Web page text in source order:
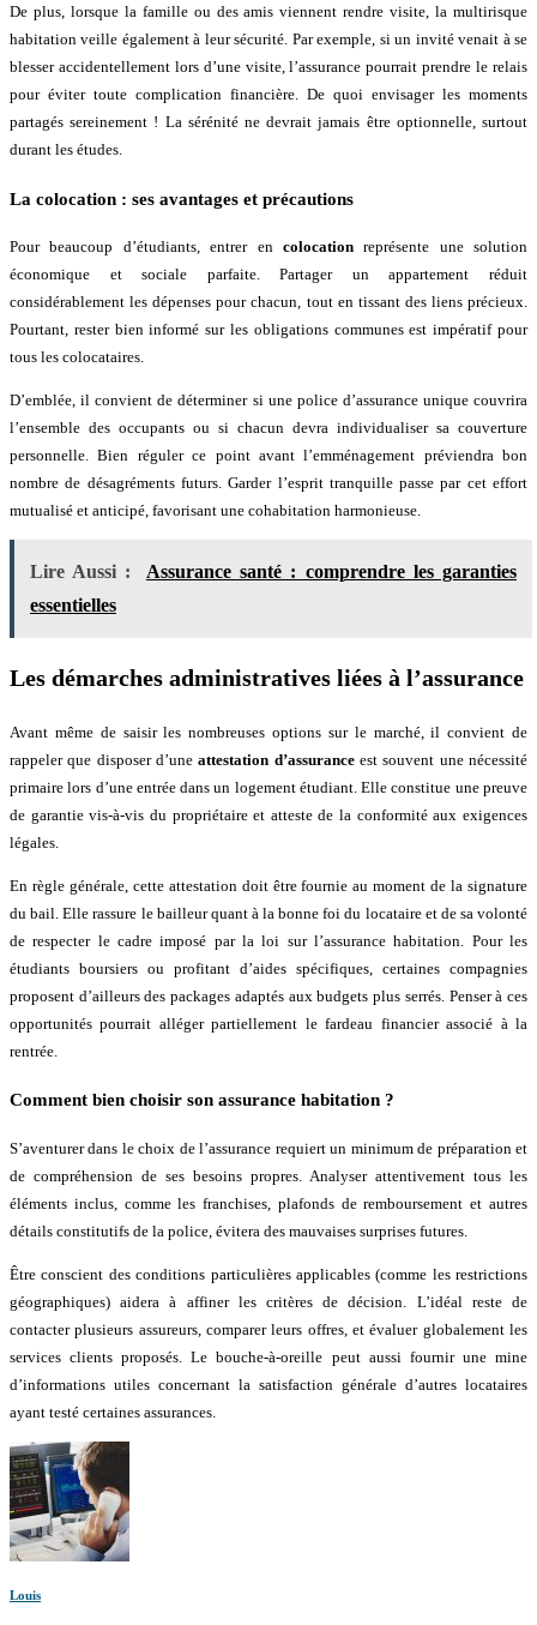
De plus, lorsque la famille ou des amis viennent rendre visite, la multirisque
habitation veille également à leur sécurité. Par exemple, si un invité venait à se
blesser accidentellement lors d’une visite, l’assurance pourrait prendre le relais
pour éviter toute complication financière. De quoi envisager les moments
partagés sereinement ! La sérénité ne devrait jamais être optionnelle, surtout
durant les études.
La colocation : ses avantages et précautions
Pour beaucoup d’étudiants, entrer en colocationreprésente une solution
économique et sociale parfaite. Partager un appartement réduit
considérablement les dépenses pour chacun, tout en tissant des liens précieux.
Pourtant, rester bien informé sur les obligations communes est impératif pour
tous les colocataires.
D’emblée, il convient de déterminer si une police d’assurance unique couvrira
l’ensemble des occupants ou si chacun devra individualiser sa couverture
personnelle. Bien réguler ce point avant l’emménagement préviendra bon
nombre de désagréments futurs. Garder l’esprit tranquille passe par cet effort
mutualisé et anticipé, favorisant une cohabitation harmonieuse.
Lire Aussi :
Assurance santé : comprendre les garanties
essentielles
Les démarches administratives liées à l’assurance
Avant même de saisir les nombreuses options sur le marché, il convient de
rappeler que disposer d’uneattestation d’assuranceest souvent une nécessité
primaire lors d’une entrée dans un logement étudiant. Elle constitue une preuve
de garantie vis-à-vis du propriétaire et atteste de la conformité aux exigences
légales.
En règle générale, cette attestation doit être fournie au moment de la signature
du bail. Elle rassure le bailleur quant à la bonne foi du locataire et de sa volonté
de respecter le cadre imposé par la loi sur l’assurance habitation. Pour les
étudiants boursiers ou profitant d’aides spécifiques, certaines compagnies
proposent d’ailleurs des packages adaptés aux budgets plus serrés. Penser à ces
opportunités pourrait alléger partiellement le fardeau financier associé à la
rentrée.
Comment bien choisir son assurance habitation ?
S’aventurer dans le choix de l’assurance requiert un minimum de préparation et
de compréhension de ses besoins propres. Analyser attentivement tous les
éléments inclus, comme les franchises, plafonds de remboursement et autres
détails constitutifs de la police, évitera des mauvaises surprises futures.
Être conscient des conditions particulières applicables (comme les restrictions
géographiques) aidera à affiner les critères de décision. L’idéal reste de
contacter plusieurs assureurs, comparer leurs offres, et évaluer globalement les
services clients proposés. Le bouche-à-oreille peut aussi fournir une mine
d’informations utiles concernant la satisfaction générale d’autres locataires
ayant testé certaines assurances.
Louis